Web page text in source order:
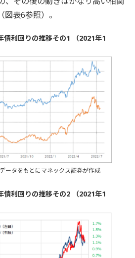
表6参照）。
債利回りの推移その1 （2021年1
ータをもとにマネックス証券が作成
債利回りの推移その2 （2021年1